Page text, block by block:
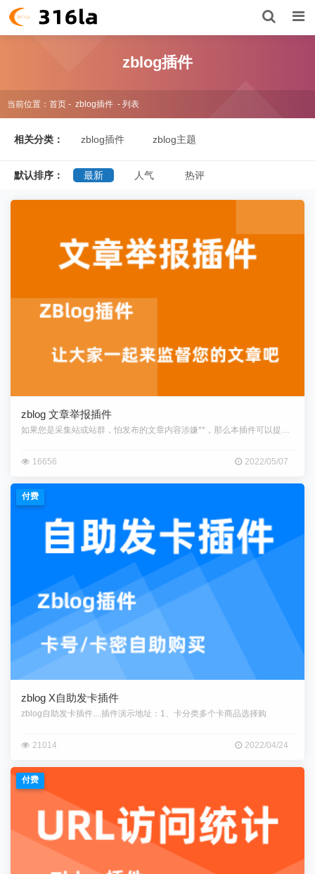
zblog插件
当前位置： 首页 - zblog插件 - 列表
相关分类： zblog插件 zblog主题
默认排序： 最新 人气 热评
zblog 文章举报插件
如果您是采集站或站群，怕发布的文章内容涉嫌**，那么本插件可以提供一个
16656 2022/05/07
付费
zblog X自助发卡插件
zblog自助发卡插件....插件演示地址：1、卡分类多个卡商品选择购
21014 2022/04/24
付费